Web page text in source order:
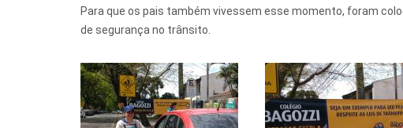
Para que os pais também vivessem esse momento, foram
de segurança no trânsito.